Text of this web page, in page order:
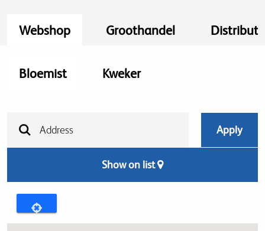
Webshop Groothandel
Bloemist Kweker
Show on list